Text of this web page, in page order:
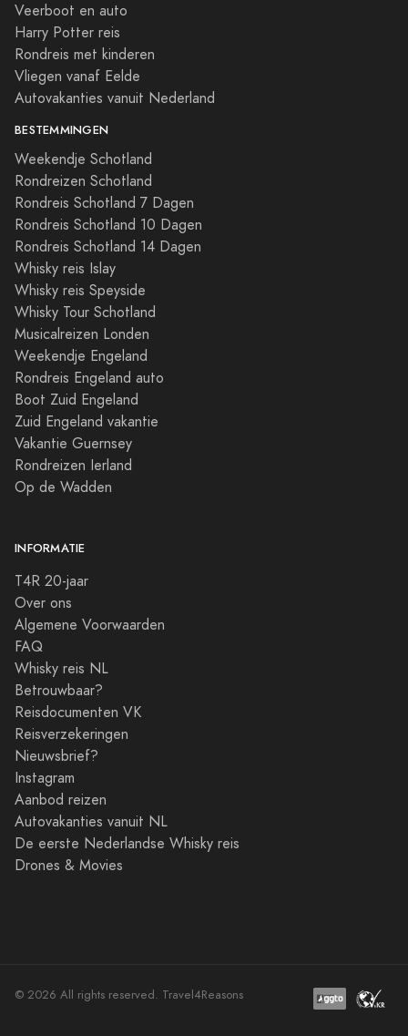
Veerboot en auto
Harry Potter reis
Rondreis met kinderen
Vliegen vanaf Eelde
Autovakanties vanuit Nederland
BESTEMMINGEN
Weekendje Schotland
Rondreizen Schotland
Rondreis Schotland 7 Dagen
Rondreis Schotland 10 Dagen
Rondreis Schotland 14 Dagen
Whisky reis Islay
Whisky reis Speyside
Whisky Tour Schotland
Musicalreizen Londen
Weekendje Engeland
Rondreis Engeland auto
Boot Zuid Engeland
Zuid Engeland vakantie
Vakantie Guernsey
Rondreizen Ierland
Op de Wadden
INFORMATIE
T4R 20-jaar
Over ons
Algemene Voorwaarden
FAQ
Whisky reis NL
Betrouwbaar?
Reisdocumenten VK
Reisverzekeringen
Nieuwsbrief?
Instagram
Aanbod reizen
Autovakanties vanuit NL
De eerste Nederlandse Whisky reis
Drones & Movies
© 2026 All rights reserved. Travel4Reasons